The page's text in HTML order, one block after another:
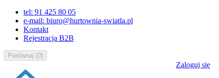
tel: 91 425 80 05
e-mail: biuro@hurtownia-swiatla.pl
Kontakt
Rejestracja B2B
Porównaj (0)
Zaloguj się